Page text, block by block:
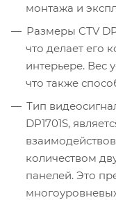
монтажа и
Размеры CTV
что делает его
интерьере. Вес
что также
Тип
DP1701S,
количеством
панелей. Это